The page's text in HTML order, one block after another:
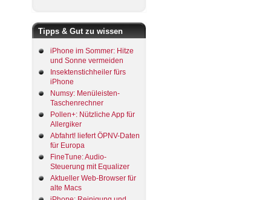
Tipps & Gut zu wissen
iPhone im Sommer: Hitze
und Sonne vermeiden
Insektenstichheiler fürs
iPhone
Numsy: Menüleisten-
Taschenrechner
Pollen+: Nützliche App für
Allergiker
Abfahrt! liefert ÖPNV-Daten
für Europa
FineTune: Audio-
Steuerung mit Equalizer
Aktueller Web-Browser für
alte Macs